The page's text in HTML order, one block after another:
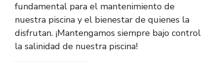
fundamental para el mantenimiento de
nuestra piscina y el bienestar de quienes la
disfrutan. ¡Mantengamos siempre bajo control
la salinidad de nuestra piscina!